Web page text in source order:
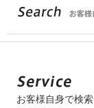
お客様自身で検索